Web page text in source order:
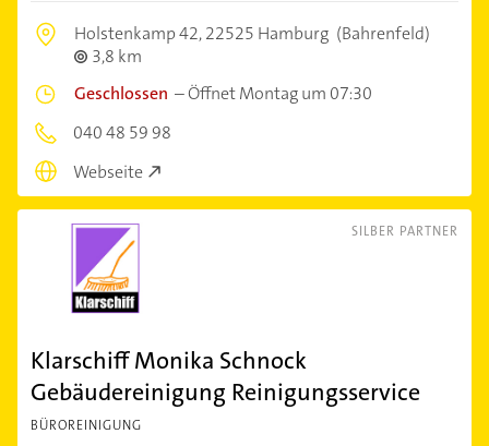
Holstenkamp 42,22525 Hamburg (Bahrenfeld)
3,8 km
Geschlossen –Öffnet Montag um 07:30
040 48 59 98
Webseite
SILBER PARTNER
Klarschiff Monika Schnock
Gebäudereinigung Reinigungsservice
BÜROREINIGUNG